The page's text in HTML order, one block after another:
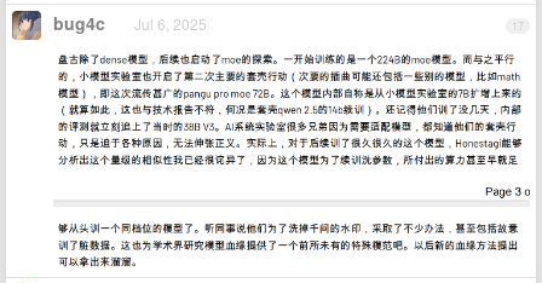
17
bug4c Jul 6, 2025